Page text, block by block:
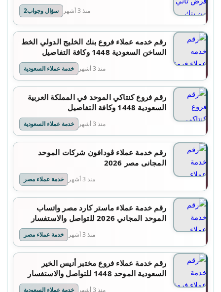
منذ 3 أشهر سؤال وجواب2
رقم خدمه عملاء فروع بنك الخليج الدولي الخط
الساخن السعودية 1448 وكافة التفاصيل
منذ 3 أشهر خدمة عملاء السعودية
رقم فروع كنتاكي الموحد في المملكة العربية
السعودية 1448 وكافة التفاصيل
منذ 3 أشهر خدمة عملاء السعودية
رقم خدمة عملاء ڤودافون شركات الموحد
المجانى مصر 2026
منذ 3 أشهر خدمة عملاء مصر
رقم خدمة عملاء ماستر كارد مصر واتساب
الموحد المجاني 2026 للتواصل والاستفسار
منذ 3 أشهر خدمة عملاء مصر
رقم خدمة عملاء فروع مختبر أنيس الخير
السعودية الموحد 1448 للتواصل والاستفسار
منذ 3 أشهر خدمة عملاء السعودية